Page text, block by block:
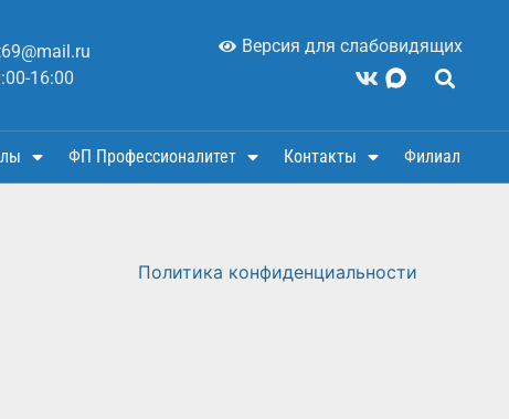
16:00
Версия для слабовидящих
ФП Профессионалитет Контакты Филиал
Политика конфиденциальности